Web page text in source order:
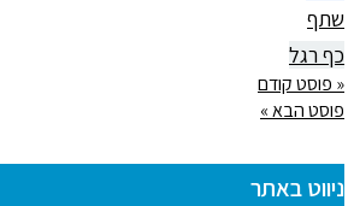
שתף
כף רגל
« פוסט קודם
פוסט הבא »
ניווט באתר